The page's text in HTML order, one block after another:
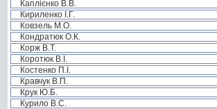
Каплієнко В.В.
Кириленко І.Г.
Ковзель М.О.
Кондратюк О.К.
Корж В.Т.
Коротюк В.І.
Костенко П.І.
Кравчук В.П.
Крук Ю.Б.
Курило В.С.